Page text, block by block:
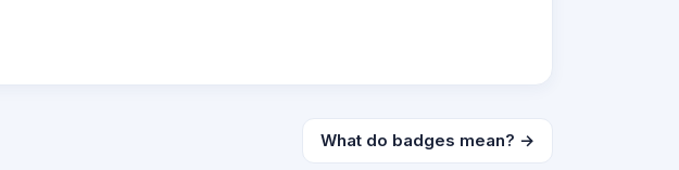
What do badges mean? →